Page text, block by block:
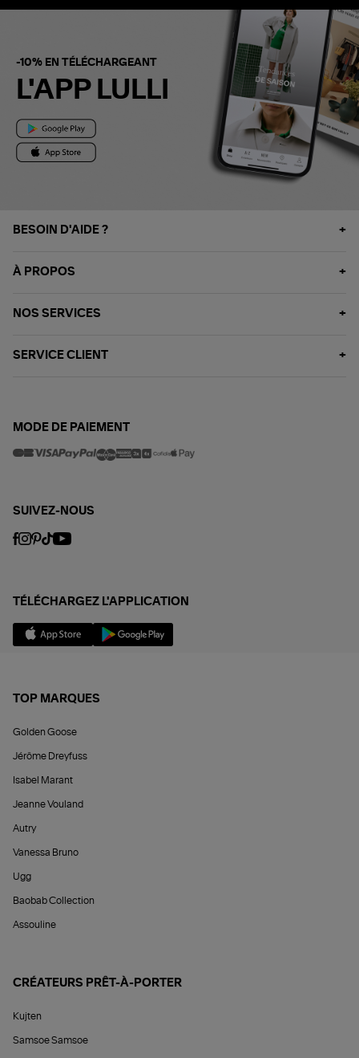
-10% EN TÉLÉCHARGEANT
L'APP LULLI
BESOIN D'AIDE ?
À PROPOS
NOS SERVICES
SERVICE CLIENT
MODE DE PAIEMENT
SUIVEZ-NOUS
TÉLÉCHARGEZ L'APPLICATION
TOP MARQUES
Golden Goose
Jérôme Dreyfuss
Isabel Marant
Jeanne Vouland
Autry
Vanessa Bruno
Ugg
Baobab Collection
Assouline
CRÉATEURS PRÊT-À-PORTER
Kujten
Samsoe Samsoe